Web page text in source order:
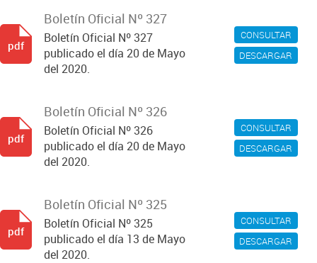
CONSULTAR
DESCARGAR
Boletín Oficial Nº 327
Boletín Oficial Nº 327
publicado el día 20 de Mayo
del 2020.
pdf
CONSULTAR
DESCARGAR
Boletín Oficial Nº 326
Boletín Oficial Nº 326
publicado el día 20 de Mayo
del 2020.
pdf
CONSULTAR
DESCARGAR
Boletín Oficial Nº 325
Boletín Oficial Nº 325
publicado el día 13 de Mayo
del 2020.
pdf